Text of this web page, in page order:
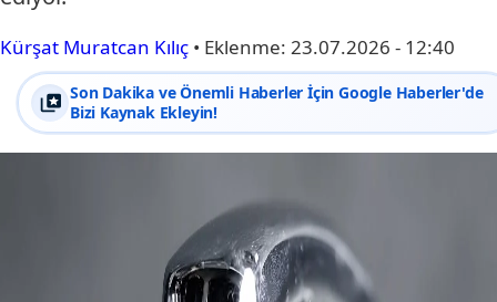
Kürşat Muratcan Kılıç • Eklenme: 23.07.2026 - 12:40
Son Dakika ve Önemli Haberler İçin Google Haberler'de
Bizi Kaynak Ekleyin!